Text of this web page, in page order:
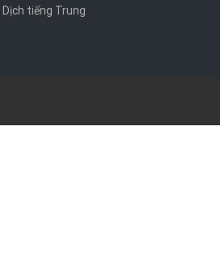
Dịch tiếng Trung